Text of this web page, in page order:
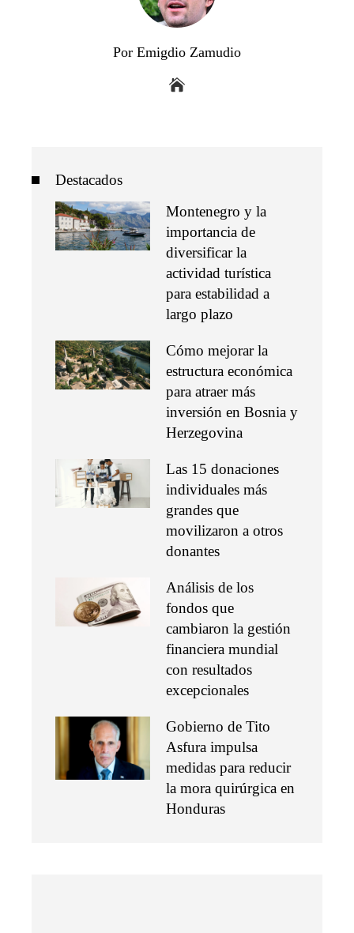
Por Emigdio Zamudio
Destacados
Montenegro y la
importancia de
diversificar la
actividad turística
para estabilidad a
largo plazo
Cómo mejorar la
estructura económica
para atraer más
inversión en Bosnia y
Herzegovina
Las 15 donaciones
individuales más
grandes que
movilizaron a otros
donantes
Análisis de los
fondos que
cambiaron la gestión
financiera mundial
con resultados
excepcionales
Gobierno de Tito
Asfura impulsa
medidas para reducir
la mora quirúrgica en
Honduras